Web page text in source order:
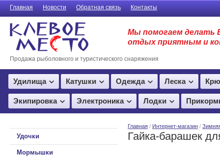
Главная Новости Обратная связь Контакты
Продажа рыболовного и туристического снаряжения
Мы помогаем делать
отдых приятным и
Удилища Катушки Одежда Леска
Экипировка Электроника Лодки
Удочки
Мормышки
Главная / Интернет-магазин /
Гайка-барашек